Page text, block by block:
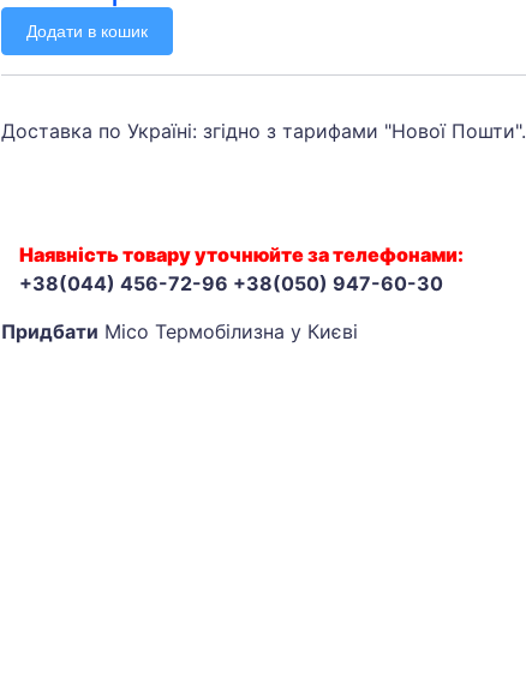
Додати в кошик
Доставка по Україні: згідно з тарифами "Нової Пошти".
Наявність товару уточнюйте за телефонами:
+38(044) 456-72-96 +38(050) 947-60-30
Придбати Mico Термобілизна у Києві